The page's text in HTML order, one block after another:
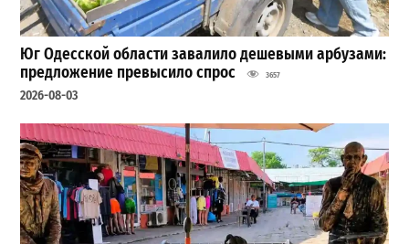
Юг Одесской области завалило дешевыми арбузами:
предложение превысило спрос
3657
2026-08-03